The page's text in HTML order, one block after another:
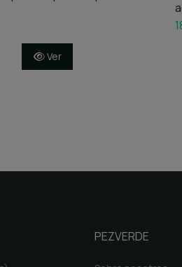
Ver
PEZVERDE